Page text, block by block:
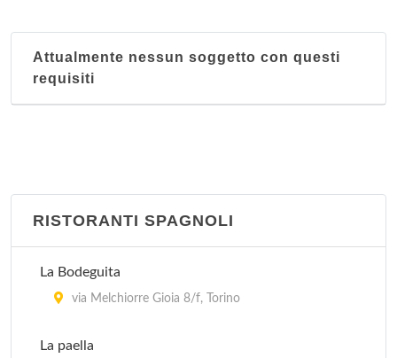
Attualmente nessun soggetto con questi
requisiti
RISTORANTI SPAGNOLI
La Bodeguita
via Melchiorre Gioia 8/f, Torino
La paella